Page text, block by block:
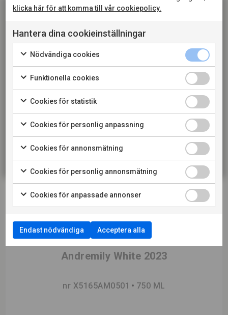
LADDA NER PRESSBILD
LÄS MER OM PRODUCENTEN
VITT VIN
Andremily White 2023
nr X5165AM0501 750 ML
Denna sida innehåller information om alkoholhaltiga
drycker och riktar sig till dig som fyllt 20 år. När jag
bekräftar att jag är 20 år eller äldre godkänner jag
också att webbplatsen använder cookies.
KONSUMENT
RESTAURANG
klicka här för att komma till vår cookiepolicy.
Hantera dina cookieinställningar
Nödvändiga cookies
Funktionella cookies
Cookies för statistik
Cookies för personlig anpassning
Cookies för annonsmätning
Cookies för personlig annonsmätning
Cookies för anpassade annonser
Endast nödvändiga Acceptera alla